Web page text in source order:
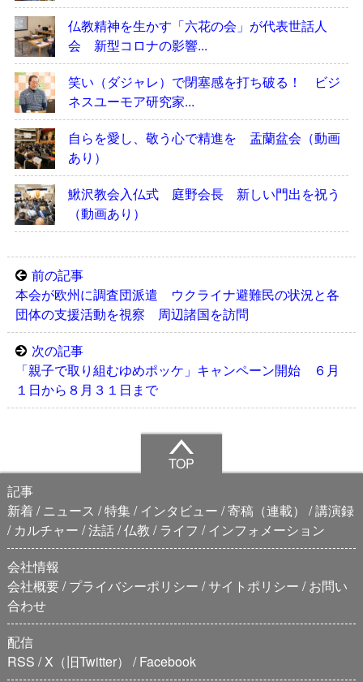
仏教精神を生かす「六花の会」が代表世話人
会 新型コロナの影響...
笑い（ダジャレ）で閉塞感を打ち破る！ ビジ
ネスユーモア研究家...
自らを愛し、敬う心で精進を 盂蘭盆会（動画
あり）
鰍沢教会入仏式 庭野会長 新しい門出を祝う
（動画あり）
前の記事
本会が欧州に調査団派遣 ウクライナ避難民の状況と各
団体の支援活動を視察 周辺諸国を訪問
次の記事
「親子で取り組むゆめポッケ」キャンペーン開始 ６月
１日から８月３１日まで
TOP
記事
新着
ニュース 特集 インタビュー 寄稿（連載）
講演録
カルチャー 法話 仏教 ライフ
インフォメーション
会社情報
会社概要 プライバシーポリシー サイトポリシー
お問い
合わせ
配信
RSS X（旧Twitter） Facebook